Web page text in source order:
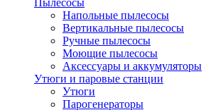
Пылесосы
Напольные пылесосы
Вертикальные пылесосы
Ручные пылесосы
Моющие пылесосы
Аксессуары и аккумуляторы
Утюги и паровые станции
Утюги
Парогенераторы